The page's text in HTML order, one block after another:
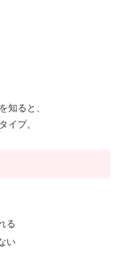
知ると、
イプ。
る
い